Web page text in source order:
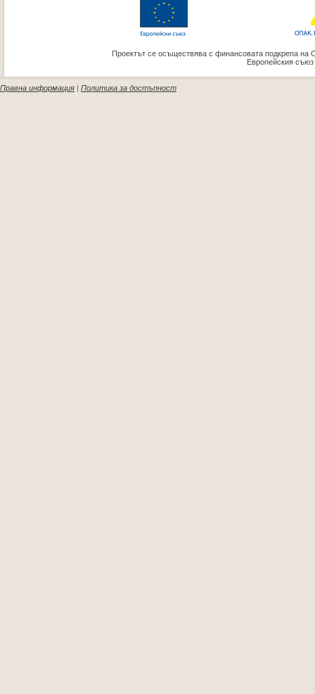
Проектът се осъществява с финансовата подкрепа на
Европейския
Правна информация | Политика за достъпност